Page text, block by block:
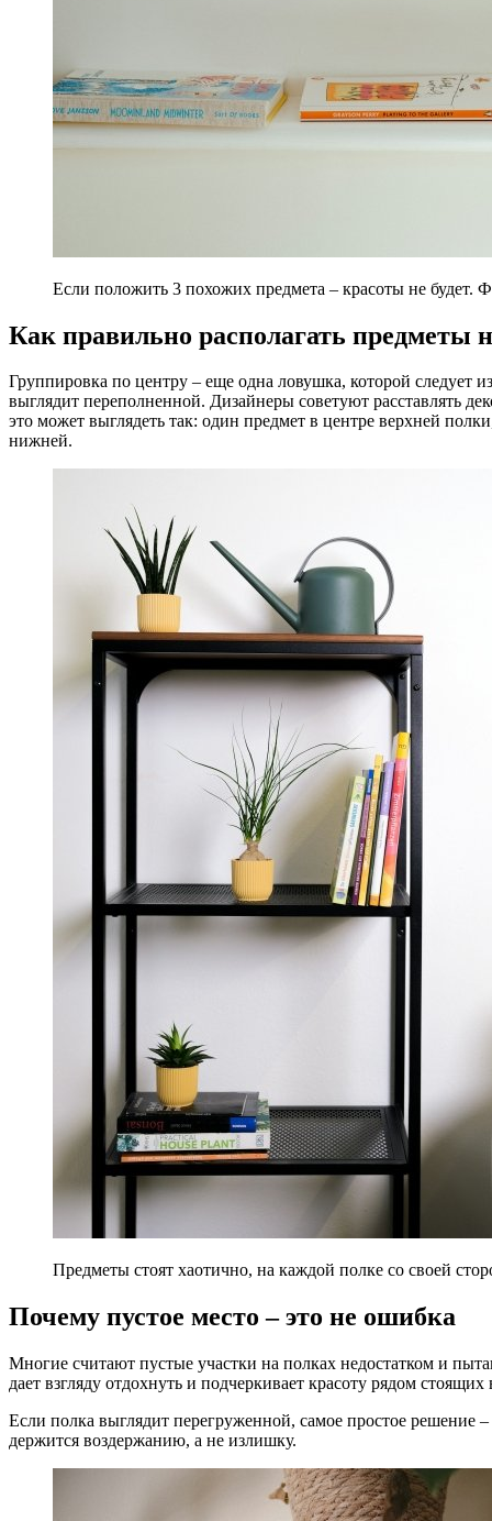
Если положить 3 похожих предмета – красоты не будет.
Как правильно располагать предметы
Группировка по центру – еще одна ловушка, которой следует
выглядит переполненной. Дизайнеры советуют расставлять
это может выглядеть так: один предмет в центре верхней
нижней.
Предметы стоят хаотично, на каждой полке со своей
Почему пустое место – это не ошибка
Многие считают пустые участки на полках недостатком и
дает взгляду отдохнуть и подчеркивает красоту рядом
Если полка выглядит перегруженной, самое простое решение
держится воздержанию, а не излишку.